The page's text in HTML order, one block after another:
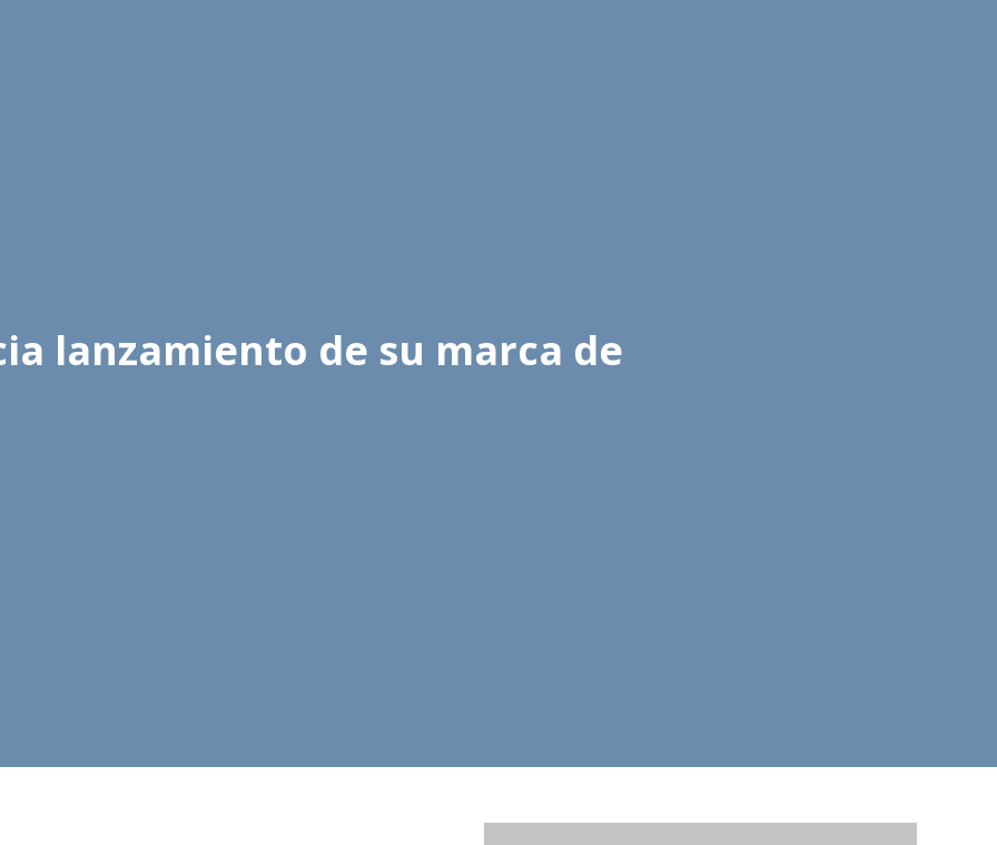
lanzamiento de su marca de